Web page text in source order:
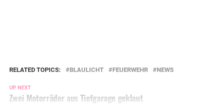
RELATED TOPICS: BLAULICHT FEUERWEHR NEWS
UP NEXT
Zwei Motorräder aus Tiefgarage geklaut